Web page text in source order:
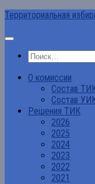
Перейти
содержимому
Территориальная
Найти:
О комиссии
Состав
Состав
Решения ТИК
2026
2025
2024
2023
2022
2021